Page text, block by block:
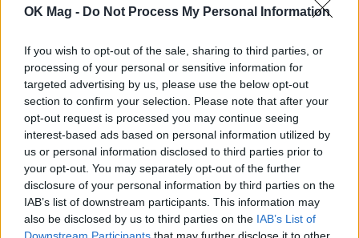
OK Mag - Do Not Process My Personal Information
If you wish to opt-out of the sale, sharing to third parties, or
processing of your personal or sensitive information for
targeted advertising by us, please use the below opt-out
section to confirm your selection. Please note that after your
opt-out request is processed you may continue seeing
interest-based ads based on personal information utilized by
us or personal information disclosed to third parties prior to
your opt-out. You may separately opt-out of the further
disclosure of your personal information by third parties on the
IAB’s list of downstream participants. This information may
also be disclosed by us to third parties on the IAB’s List of
Σίσσυ Χρηστίδου: Ποζάρει με φόντο το
ηλιοβασίλεμα στα Χανιά και κλέβει τις
εντυπώσεις